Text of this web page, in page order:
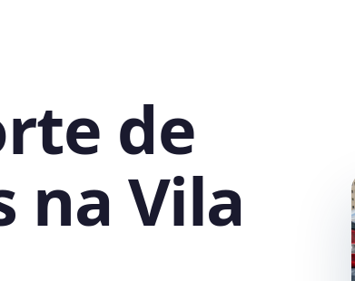
de
na Vila